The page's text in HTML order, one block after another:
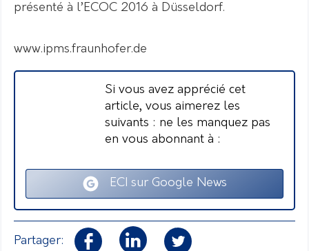
présenté à l’ECOC 2016 à Düsseldorf.
www.ipms.fraunhofer.de
Si vous avez apprécié cet
article, vous aimerez les
suivants : ne les manquez pas
en vous abonnant à :
ECI sur Google News
Partager: